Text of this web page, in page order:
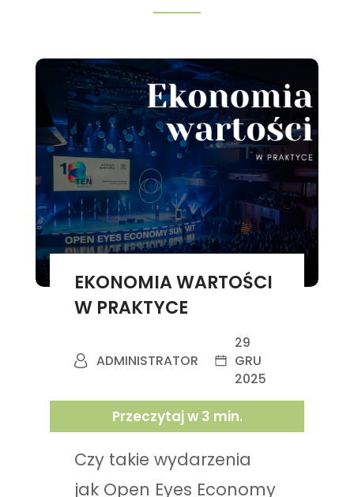
EKONOMIA WARTOŚCI
W PRAKTYCE
ADMINISTRATOR
29
GRU
2025
Przeczytaj w 3 min.
Czy takie wydarzenia
jak Open Eyes Economy